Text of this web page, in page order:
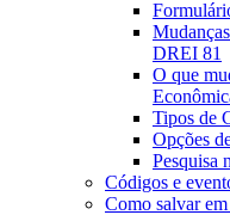
DREI 81
O que
Tipos de
Opções
Pesquisa
Códigos e
Como salvar